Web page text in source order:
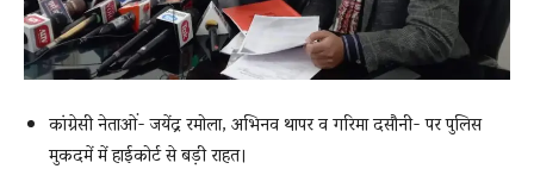
LIVE
कांग्रेसी नेताओं- जयेंद्र रमोला, अभिनव थापर व गरिमा दसौनी- पर पुलिस
मुकदमें में हाईकोर्ट से बड़ी राहत।